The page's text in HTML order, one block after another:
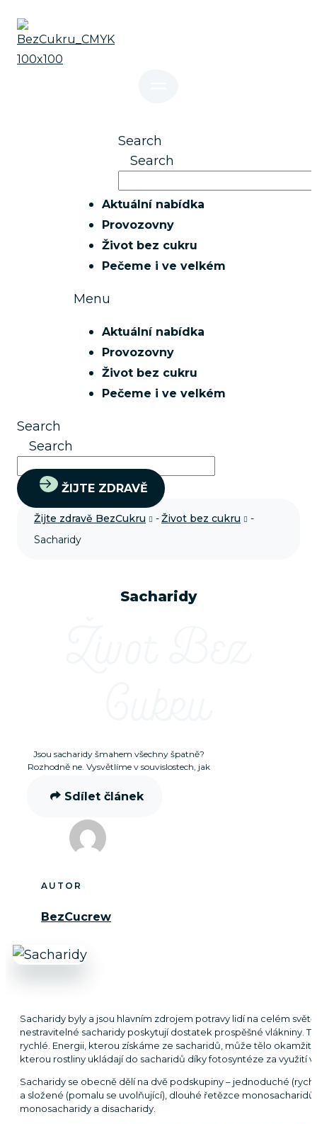
obsahu
Search
Search
Aktuální nabídka
Provozovny
Život bez cukru
Pečeme i ve velkém
Menu
Aktuální nabídka
Provozovny
Život bez cukru
Pečeme i ve velkém
Search
Search
ŽIJTE ZDRAVĚ
Žijte zdravě BezCukru -Život bez cukru
-
Sacharidy
Sacharidy
Jsou sacharidy šmahem všechny špatně?
Rozhodně ne. Vysvětlíme v souvislostech, jak
Sdílet článek
AUTOR
BezCucrew
Sacharidy byly a jsou hlavním zdrojem potravy lidí na celém
nestravitelné sacharidy poskytují dostatek prospěšné vlákniny.
rychlé. Energii, kterou získáme ze sacharidů, může tělo
kterou rostliny ukládají do sacharidů díky fotosyntéze za využití
Sacharidy se obecně dělí na dvě podskupiny – jednoduché
a složené (pomalu se uvolňující), dlouhé řetězce
monosacharidy a disacharidy.